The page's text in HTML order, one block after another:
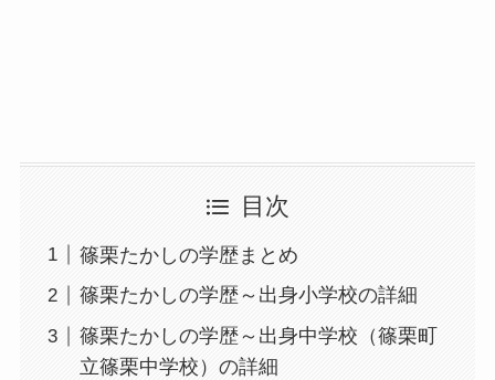
目次
篠栗たかしの学歴まとめ
篠栗たかしの学歴～出身小学校の詳細
篠栗たかしの学歴～出身中学校（篠栗町
立篠栗中学校）の詳細